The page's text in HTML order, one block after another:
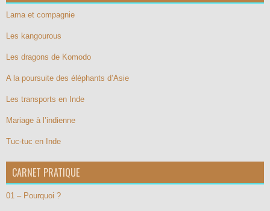
Lama et compagnie
Les kangourous
Les dragons de Komodo
A la poursuite des éléphants d’Asie
Les transports en Inde
Mariage à l’indienne
Tuc-tuc en Inde
CARNET PRATIQUE
01 – Pourquoi ?